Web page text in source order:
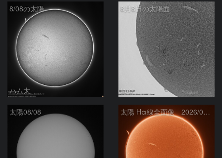
8/08の太陽
ハム太
8月8日の太陽面
ta-o
太陽08/08 太陽 Hα線全面像 2026/08/08